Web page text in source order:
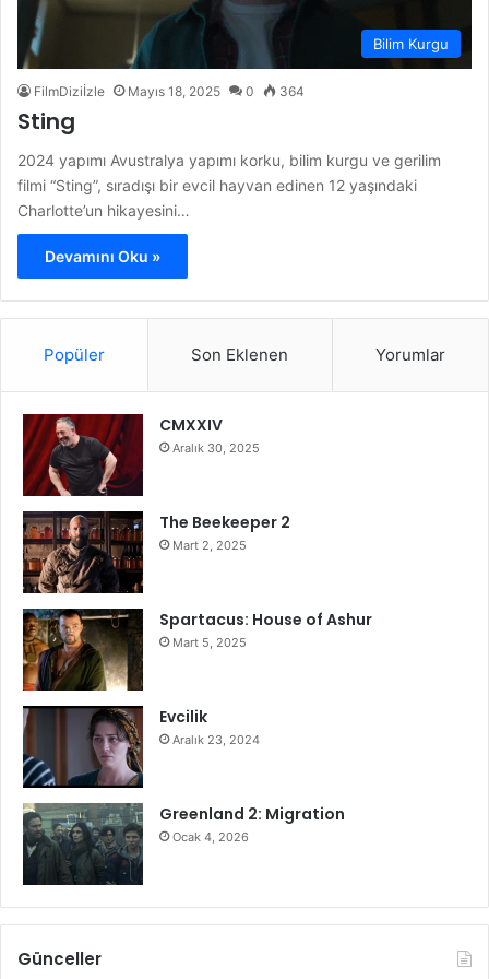
Bilim Kurgu
FilmDiziİzle Mayıs 18, 2025 0 364
Sting
2024 yapımı Avustralya yapımı korku, bilim kurgu ve gerilim
filmi “Sting”, sıradışı bir evcil hayvan edinen 12 yaşındaki
Charlotte’un hikayesini…
Devamını Oku »
Popüler Son Eklenen Yorumlar
CMXXIV
Aralık 30, 2025
The Beekeeper 2
Mart 2, 2025
Spartacus: House of Ashur
Mart 5, 2025
Evcilik
Aralık 23, 2024
Greenland 2: Migration
Ocak 4, 2026
Günceller